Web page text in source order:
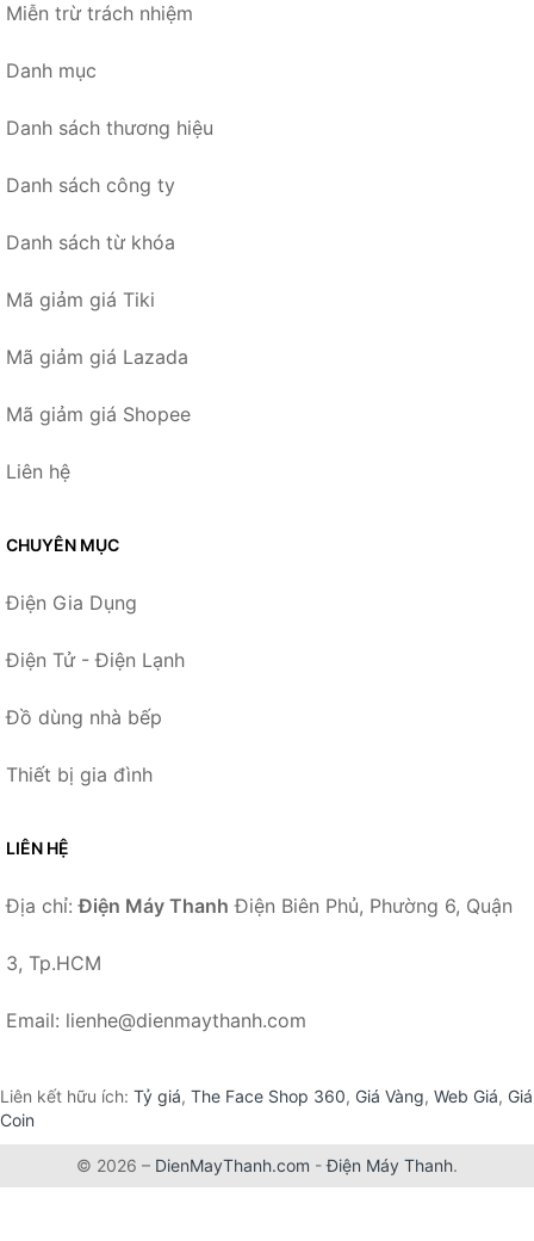
Miễn trừ trách nhiệm
Danh mục
Danh sách thương hiệu
Danh sách công ty
Danh sách từ khóa
Mã giảm giá Tiki
Mã giảm giá Lazada
Mã giảm giá Shopee
Liên hệ
CHUYÊN MỤC
Điện Gia Dụng
Điện Tử - Điện Lạnh
Đồ dùng nhà bếp
Thiết bị gia đình
LIÊN HỆ
Địa chỉ:Điện Máy Thanh Điện Biên Phủ, Phường 6, Quận
3, Tp.HCM
Email: lienhe@dienmaythanh.com
Liên kết hữu ích: Tỷ giá, The Face Shop 360, Giá Vàng, Web Giá, Giá
Coin
© 2026 – DienMayThanh.com -Điện Máy Thanh.